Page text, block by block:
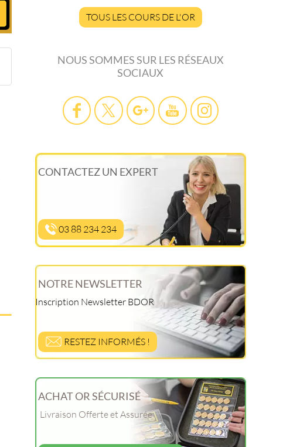
TOUS LES COURS DE L'OR
NOUS SOMMES SUR LES RÉSEAUX
SOCIAUX
CONTACTEZ UN EXPERT
03 88 234 234
NOTRE NEWSLETTER
Inscription Newsletter BDOR
RESTEZ INFORMÉS !
ACHAT OR SÉCURISÉ
Livraison Offerte et Assurée